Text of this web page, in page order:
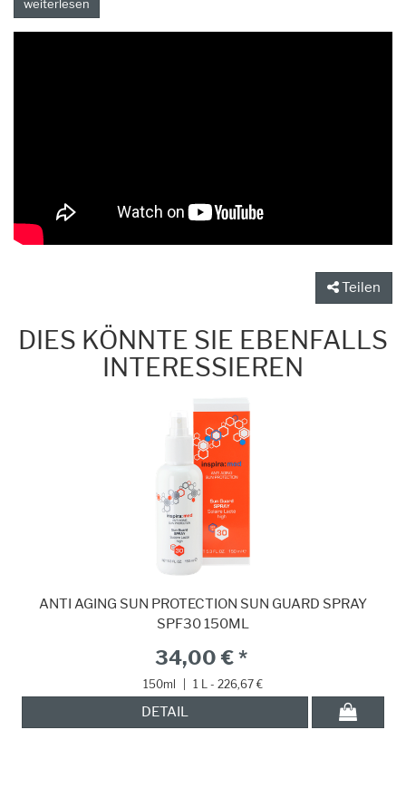
weiterlesen
Teilen
DIES KÖNNTE SIE EBENFALLS
INTERESSIEREN
ANTI AGING SUN PROTECTION SUN GUARD SPRAY
SPF30 150ML
34,00 € *
150ml 1 L - 226,67 €
DETAIL